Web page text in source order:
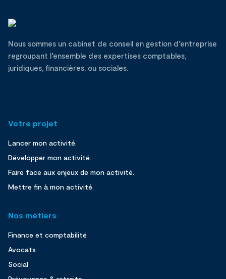
Nous sommes un cabinet de conseil en gestion d’entreprise
regroupant l’ensemble des expertises comptables,
juridiques, financières, ou sociales.
Votre projet
Lancer mon activité.
Développer mon activité.
Faire face aux enjeux de mon activité.
Mettre fin à mon activité.
Nos métiers
Finance et comptabilité
Avocats
Social